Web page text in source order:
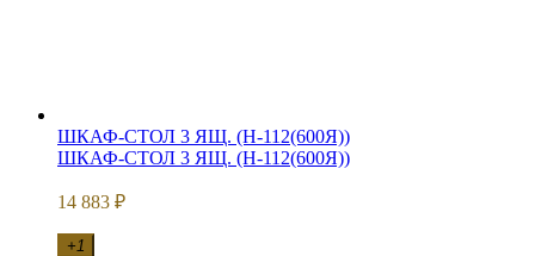
ШКАФ-СТОЛ 3 ЯЩ. (Н-112(600Я))
ШКАФ-СТОЛ 3 ЯЩ. (Н-112(600Я))
14 883 ₽
+1